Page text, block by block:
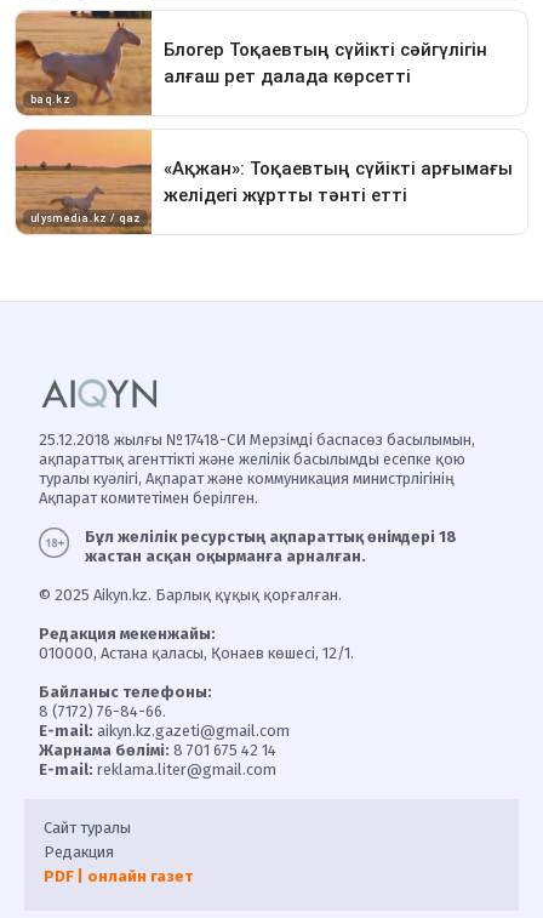
25.12.2018 жылғы №17418-СИ Мерзімді баспасөз басылымын,
ақпараттық агенттікті және желілік басылымды есепке қою
туралы куәлігі, Ақпарат және коммуникация министрлігінің
Ақпарат комитетімен берілген.
Бұл желілік ресурстың ақпараттық өнімдері 18
жастан асқан оқырманға арналған.
© 2025 Aikyn.kz. Барлық құқық қорғалған.
Редакция мекенжайы:
010000, Астана қаласы, Қонаев көшесі, 12/1.
Байланыс телефоны:
8 (7172) 76-84-66.
E-mail: aikyn.kz.gazeti@gmail.com
Жарнама бөлімі: 8 701 675 42 14
E-mail: reklama.liter@gmail.com
Сайт туралы
Редакция
PDF | онлайн газет